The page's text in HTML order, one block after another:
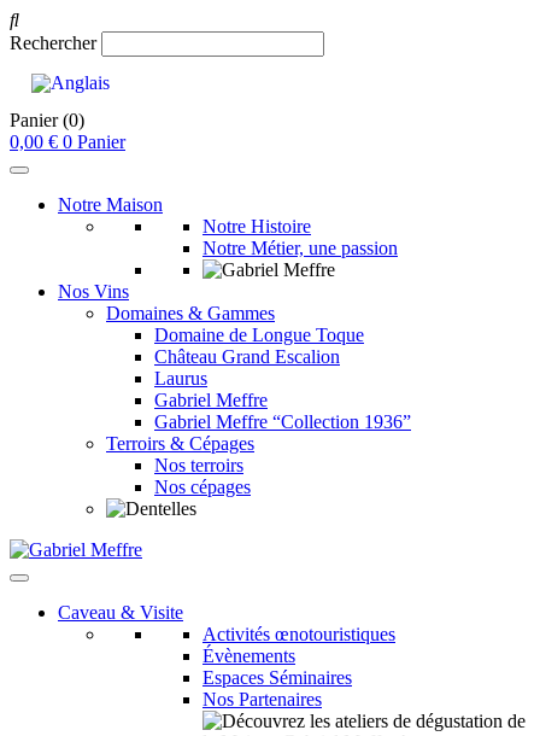
Rechercher
Panier (0)
0,00 € 0 Panier
Notre Maison
Notre Histoire
Notre Métier, une passion
Nos Vins
Domaines & Gammes
Domaine de Longue Toque
Château Grand Escalion
Laurus
Gabriel Meffre
Gabriel Meffre “Collection 1936”
Terroirs & Cépages
Nos terroirs
Nos cépages
Caveau & Visite
Activités œnotouristiques
Évènements
Espaces Séminaires
Nos Partenaires